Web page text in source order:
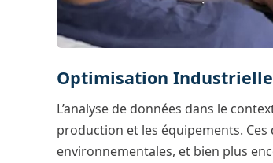
Optimisation Industrielle
L’analyse de données dans le
production et les équipements.
environnementales, et bien plus